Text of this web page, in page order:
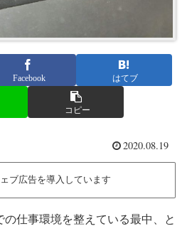
Facebook はてブ
コピー
2020.08.19
ブ広告を導入しています
仕事環境を整えている最中、と